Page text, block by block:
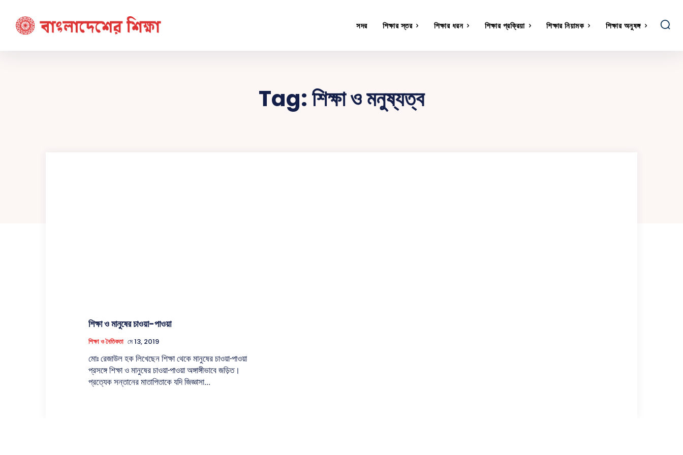
সদর শিক্ষার স্তর শিক্ষার ধরন শিক্ষার প্রক্রিয়া শিক্ষার নিয়ামক শিক্ষার অনুষঙ্গ
Tag:শিক্ষা ও মনুষ্যত্ব
শিক্ষা ও মানুষের চাওয়া-পাওয়া
শিক্ষা ও নৈতিকতা মে 13, 2019
মোঃ রেজাউল হক লিখেছেন শিক্ষা থেকে মানুষের চাওয়া-পাওয়া
প্রসঙ্গে শিক্ষা ও মানুষের চাওয়া-পাওয়া অঙ্গাঙ্গীভাবে জড়িত।
প্রত্যেক সন্তানের মাতাপিতাকে যদি জিজ্ঞাসা...